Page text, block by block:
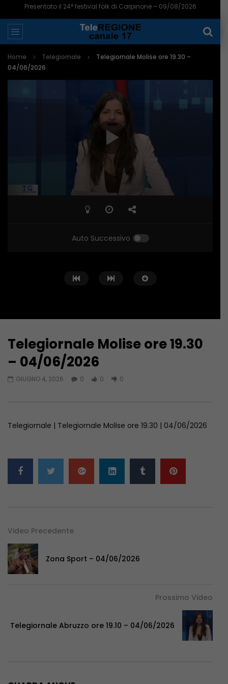
Presentato il 24° festival folk di Carpinone – 09/08/2026
Home Telegiornale
Telegiornale Molise ore 19.30 –
04/06/2026
Auto Successivo
28:12
Telegiornale Molise ore 14.00 –
09/08/2026
Telegiornale Molise ore 19.30
– 04/06/2026
GIUGNO 4, 2026 0 0 0
Telegiornale | Telegiornale Molise ore 19.30 | 04/06/2026
Video Precedente
Zona Sport – 04/06/2026
Prossimo Video
Telegiornale Abruzzo ore 19.10 – 04/06/2026